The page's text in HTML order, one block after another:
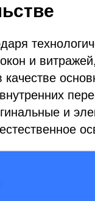
и
качестве
и